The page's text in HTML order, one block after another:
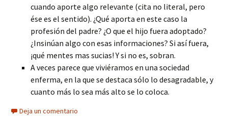
cuando aporte algo relevante (cita no literal, pero
ése es el sentido). ¿Qué aporta en este caso la
profesión del padre? ¿O que el hijo fuera adoptado?
¿Insinúan algo con esas informaciones? Si así fuera,
¡qué mentes mas sucias! Y si no es, sobran.
A veces parece que viviéramos en una sociedad
enferma, en la que se destaca sólo lo desagradable, y
cuanto más lo sea más alto se lo coloca.
Deja un comentario